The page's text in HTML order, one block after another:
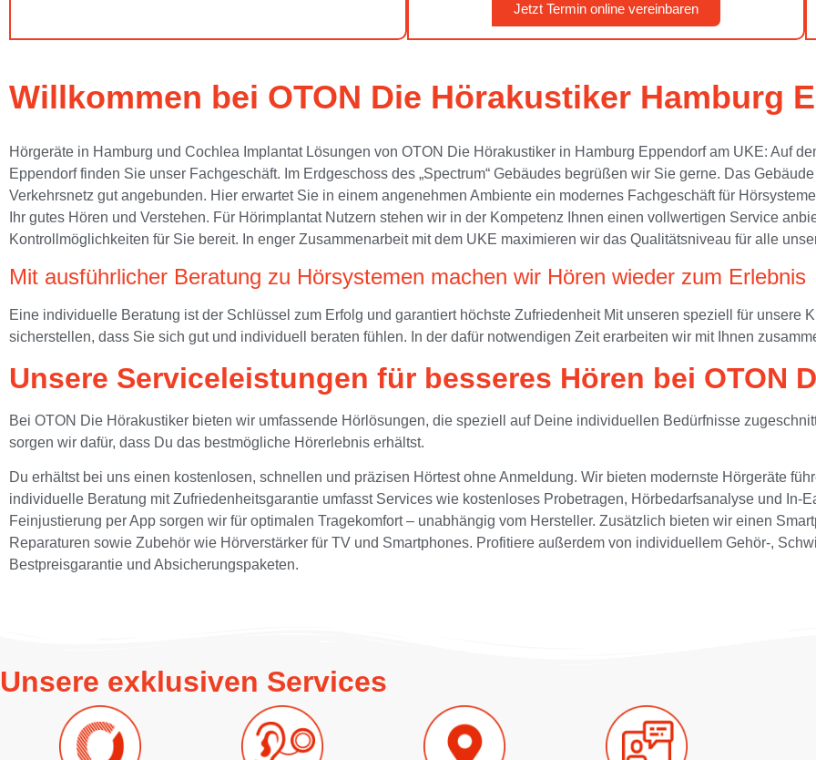
Jetzt Termin online vereinbaren
Willkommen bei OTON Die Hörakustiker Hamburg
Hörgeräte in Hamburg und Cochlea Implantat Lösungen von OTON Die Hörakustiker in Hamburg Eppendorf am UKE: Auf
Eppendorf finden Sie unser Fachgeschäft. Im Erdgeschoss des „Spectrum“ Gebäudes begrüßen wir Sie gerne. Das
Verkehrsnetz gut angebunden. Hier erwartet Sie in einem angenehmen Ambiente ein modernes Fachgeschäft für
Ihr gutes Hören und Verstehen. Für Hörimplantat Nutzern stehen wir in der Kompetenz Ihnen einen vollwertigen Service
Kontrollmöglichkeiten für Sie bereit. In enger Zusammenarbeit mit dem UKE maximieren wir das Qualitätsniveau für alle
Mit ausführlicher Beratung zu Hörsystemen machen wir Hören wieder zum Erlebnis
Eine individuelle Beratung ist der Schlüssel zum Erfolg und garantiert höchste Zufriedenheit Mit unseren speziell für unsere
sicherstellen, dass Sie sich gut und individuell beraten fühlen. In der dafür notwendigen Zeit erarbeiten wir mit Ihnen
Unsere Serviceleistungen für besseres Hören bei OTON
Bei OTON Die Hörakustiker bieten wir umfassende Hörlösungen, die speziell auf Deine individuellen Bedürfnisse
sorgen wir dafür, dass Du das bestmögliche Hörerlebnis erhältst.
Du erhältst bei uns einen kostenlosen, schnellen und präzisen Hörtest ohne Anmeldung. Wir bieten modernste Hörgeräte
individuelle Beratung mit Zufriedenheitsgarantie umfasst Services wie kostenloses Probetragen, Hörbedarfsanalyse und In-
Feinjustierung per App sorgen wir für optimalen Tragekomfort – unabhängig vom Hersteller. Zusätzlich bieten wir einen
Reparaturen sowie Zubehör wie Hörverstärker für TV und Smartphones. Profitiere außerdem von individuellem Gehör-,
Bestpreisgarantie und Absicherungspaketen.
Unsere exklusiven Services